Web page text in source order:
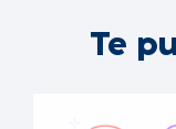
Te